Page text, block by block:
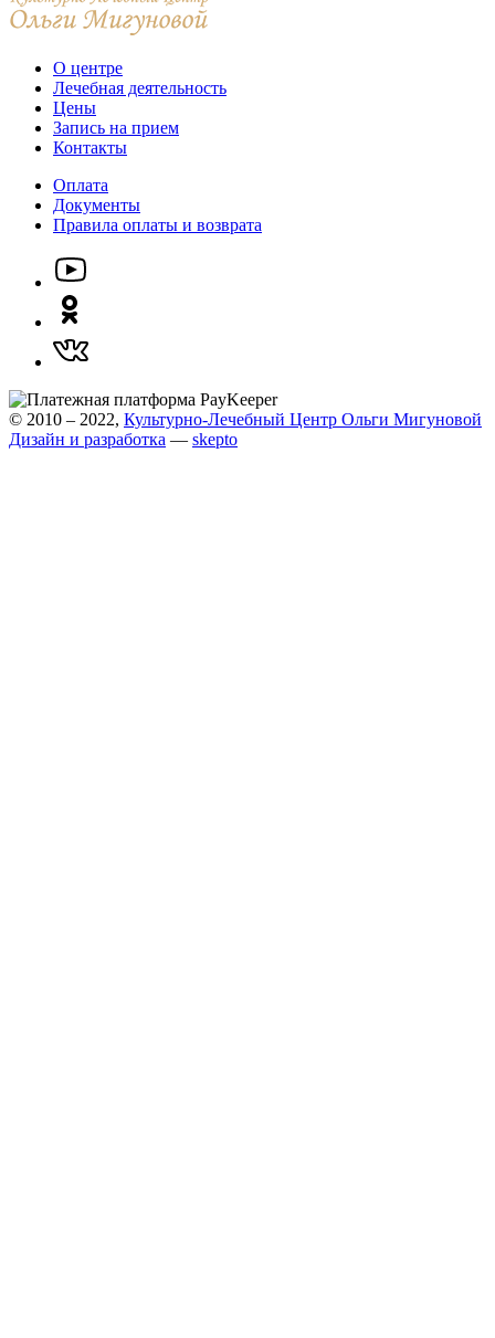
О центре
Лечебная деятельность
Цены
Запись на прием
Контакты
Оплата
Документы
Правила оплаты и возврата
© 2010 – 2022, Культурно-Лечебный Центр Ольги Мигуновой
Дизайн и разработка — skepto